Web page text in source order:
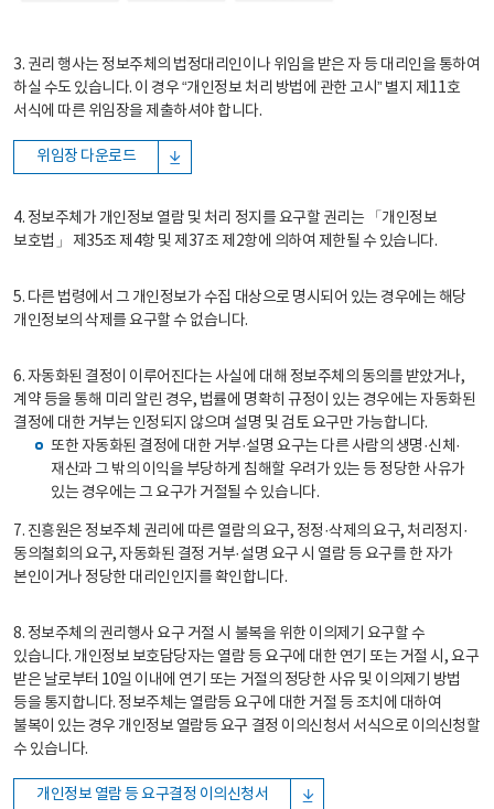
3. 권리 행사는 정보주체의 법정대리인이나 위임을 받은 자 등 대리인을 통하여
하실 수도 있습니다. 이 경우 “개인정보 처리 방법에 관한 고시” 별지 제11호
서식에 따른 위임장을 제출하셔야 합니다.
위임장 다운로드
4. 정보주체가 개인정보 열람 및 처리 정지를 요구할 권리는 「개인정보
보호법」 제35조 제4항 및 제37조 제2항에 의하여 제한될 수 있습니다.
5. 다른 법령에서 그 개인정보가 수집 대상으로 명시되어 있는 경우에는 해당
개인정보의 삭제를 요구할 수 없습니다.
6. 자동화된 결정이 이루어진다는 사실에 대해 정보주체의 동의를 받았거나,
계약 등을 통해 미리 알린 경우, 법률에 명확히 규정이 있는 경우에는 자동화된
결정에 대한 거부는 인정되지 않으며 설명 및 검토 요구만 가능합니다.
또한 자동화된 결정에 대한 거부·설명 요구는 다른 사람의 생명·신체·
재산과 그 밖의 이익을 부당하게 침해할 우려가 있는 등 정당한 사유가
있는 경우에는 그 요구가 거절될 수 있습니다.
7. 진흥원은 정보주체 권리에 따른 열람의 요구, 정정·삭제의 요구, 처리정지·
동의철회의 요구, 자동화된 결정 거부·설명 요구 시 열람 등 요구를 한 자가
본인이거나 정당한 대리인인지를 확인합니다.
8. 정보주체의 권리행사 요구 거절 시 불복을 위한 이의제기 요구할 수
있습니다. 개인정보 보호담당자는 열람 등 요구에 대한 연기 또는 거절 시, 요구
받은 날로부터 10일 이내에 연기 또는 거절의 정당한 사유 및 이의제기 방법
등을 통지합니다. 정보주체는 열람등 요구에 대한 거절 등 조치에 대하여
불복이 있는 경우 개인정보 열람등 요구 결정 이의신청서 서식으로 이의신청할
수 있습니다.
개인정보 열람 등 요구결정 이의신청서